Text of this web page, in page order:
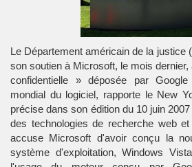
Le Département américain de la justice
son soutien à Microsoft, le mois dernier,
confidentielle » déposée par
mondial du logiciel, rapporte le New
précise dans son édition du 10 juin
des technologies de recherche web
accuse Microsoft d'avoir conçu la
système d'exploitation, Windows